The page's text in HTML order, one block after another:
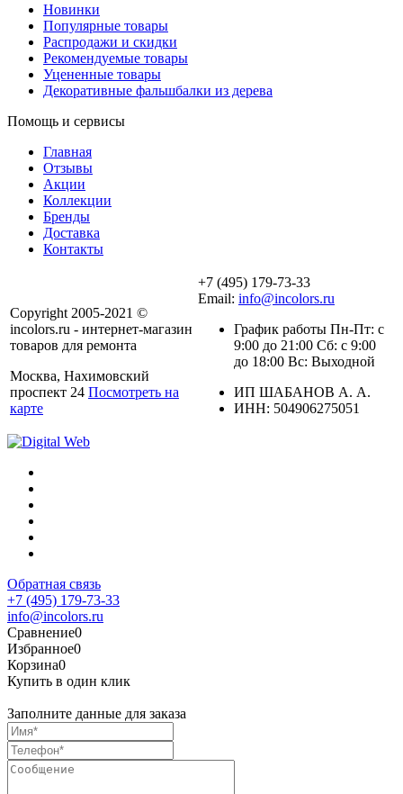
Новинки
Популярные товары
Распродажи и скидки
Рекомендуемые товары
Уцененные товары
Декоративные фальшбалки из дерева
Помощь и сервисы
Главная
Отзывы
Акции
Коллекции
Бренды
Доставка
Контакты
Copyright 2005-2021 ©
incolors.ru - интернет-магазин
товаров для ремонта
Москва, Нахимовский
проспект 24 Посмотреть на
карте
+7 (495) 179-73-33
Email: info@incolors.ru
График работы Пн-Пт: с
9:00 до 21:00 Сб: с 9:00
до 18:00 Вс: Выходной
ИП ШАБАНОВ А. А.
ИНН: 504906275051
Обратная связь
+7 (495) 179-73-33
info@incolors.ru
Сравнение0
Избранное0
Корзина0
Купить в один клик
Заполните данные для заказа